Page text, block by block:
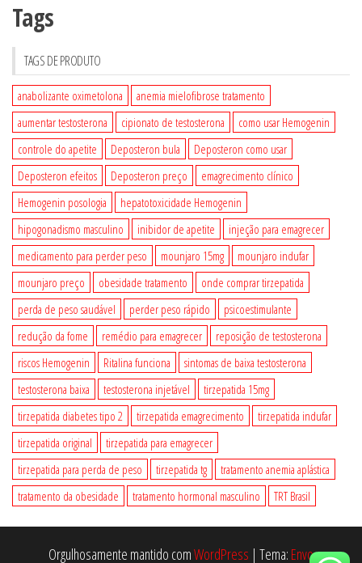
Tags
TAGS DE PRODUTO
anabolizante oximetolona
anemia mielofibrose tratamento
aumentar testosterona
cipionato de testosterona
como usar Hemogenin
controle do apetite
Deposteron bula
Deposteron como usar
Deposteron efeitos
Deposteron preço
emagrecimento clínico
Hemogenin posologia
hepatotoxicidade Hemogenin
hipogonadismo masculino
inibidor de apetite
injeção para emagrecer
medicamento para perder peso
mounjaro 15mg
mounjaro indufar
mounjaro preço
obesidade tratamento
onde comprar tirzepatida
perda de peso saudável
perder peso rápido
psicoestimulante
redução da fome
remédio para emagrecer
reposição de testosterona
riscos Hemogenin
Ritalina funciona
sintomas de baixa testosterona
testosterona baixa
testosterona injetável
tirzepatida 15mg
tirzepatida diabetes tipo 2
tirzepatida emagrecimento
tirzepatida indufar
tirzepatida original
tirzepatida para emagrecer
tirzepatida para perda de peso
tirzepatida tg
tratamento anemia aplástica
tratamento da obesidade
tratamento hormonal masculino TRT Brasil
Orgulhosamente mantido comWordPress | Tema: Envo